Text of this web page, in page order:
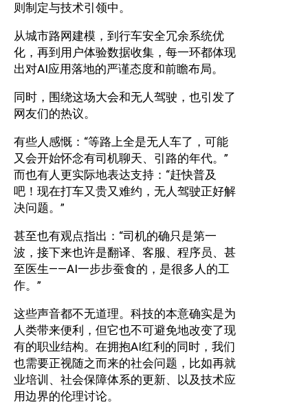
则制定与技术引领中。
从城市路网建模，到行车安全冗余系统优
化，再到用户体验数据收集，每一环都体现
出对AI应用落地的严谨态度和前瞻布局。
同时，围绕这场大会和无人驾驶，也引发了
网友们的热议。
有些人感慨：“等路上全是无人车了，可能
又会开始怀念有司机聊天、引路的年代。”
而也有人更实际地表达支持：“赶快普及
吧！现在打车又贵又难约，无人驾驶正好解
决问题。”
甚至也有观点指出：“司机的确只是第一
波，接下来也许是翻译、客服、程序员、甚
至医生——AI一步步蚕食的，是很多人的工
作。”
这些声音都不无道理。科技的本意确实是为
人类带来便利，但它也不可避免地改变了现
有的职业结构。在拥抱AI红利的同时，我们
也需要正视随之而来的社会问题，比如再就
业培训、社会保障体系的更新、以及技术应
用边界的伦理讨论。